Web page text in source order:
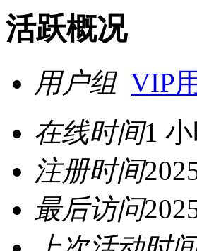
活跃概况
用户组 VIP
在线时间1
注册时间
最后访问